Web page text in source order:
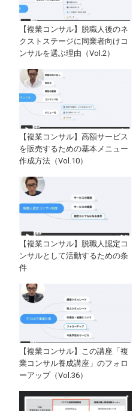
【複業コンサル】脱職人後のネ
クストステージに同業者向けコ
ンサルを選ぶ理由（Vol.2）
【複業コンサル】高額サービス
を販売するための基本メニュー
作成方法（Vol.10）
【複業コンサル】脱職人認定コ
ンサルとして活動するための条
件
【複業コンサル】この講座「複
業コンサル養成講座」のフォロ
ーアップ（Vol.36）